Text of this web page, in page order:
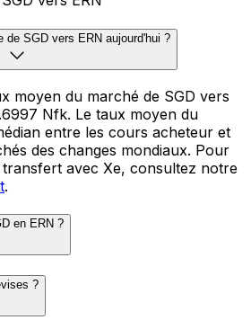
de SGD vers ERN aujourd'hui ?
moyen du marché de SGD vers
Nfk. Le taux moyen du
entre les cours acheteur et
des changes mondiaux. Pour
avec Xe, consultez notre
.
en ERN ?
?